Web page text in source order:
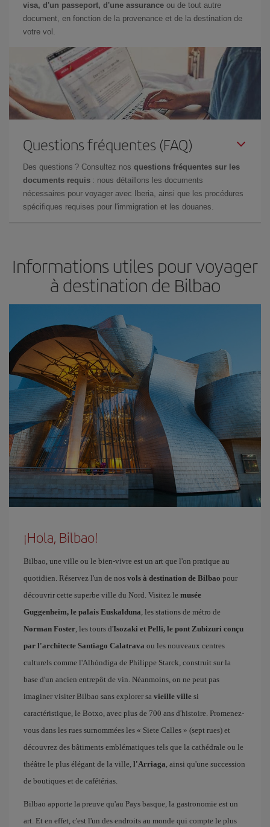
visa, d'un passeport, d'une assurance ou de tout autre
document, en fonction de la provenance et de la destination de
votre vol.
Questions fréquentes (FAQ)
Des questions ? Consultez nos questions fréquentes sur les
documents requis : nous détaillons les documents
nécessaires pour voyager avec Iberia, ainsi que les procédures
spécifiques requises pour l'immigration et les douanes.
Informations utiles pour voyager
à destination de Bilbao
¡Hola, Bilbao!
Bilbao, une ville ou le bien-vivre est un art que l'on pratique au
quotidien. Réservez l'un de nos vols à destination de Bilbao pour
découvrir cette superbe ville du Nord. Visitez le musée
Guggenheim, le palais Euskalduna, les stations de métro de
Norman Foster, les tours d'Isozaki et Pelli, le pont Zubizuri conçu
par l'architecte Santiago Calatrava ou les nouveaux centres
culturels comme l'Alhóndiga de Philippe Starck, construit sur la
base d'un ancien entrepôt de vin. Néanmoins, on ne peut pas
imaginer visiter Bilbao sans explorer sa vieille ville si
caractéristique, le Botxo, avec plus de 700 ans d'histoire. Promenez-
vous dans les rues surnommées les « Siete Calles » (sept rues) et
découvrez des bâtiments emblématiques tels que la cathédrale ou le
théâtre le plus élégant de la ville, l'Arriaga, ainsi qu'une succession
de boutiques et de cafétérias.
Bilbao apporte la preuve qu'au Pays basque, la gastronomie est un
art. Et en effet, c'est l'un des endroits au monde qui compte le plus